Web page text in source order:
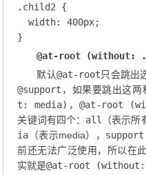
.child2 {
width: 400px;
@at-root
默认@at-root只会跳出
@support ，如果要跳出这两
t: media) ， @at-root
关键词有四个： all （表示所
ia （表示media）， support
前还无法广泛使用，所以在
实就是@at-root